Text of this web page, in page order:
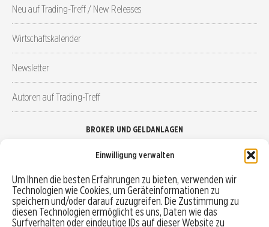
Einwilligung verwalten
Um Ihnen die besten Erfahrungen zu bieten, verwenden wir
Technologien wie Cookies, um Geräteinformationen zu
speichern und/oder darauf zuzugreifen. Die Zustimmung zu
diesen Technologien ermöglicht es uns, Daten wie das
Surfverhalten oder eindeutige IDs auf dieser Website zu
Neu auf Trading-Treff / New Releases
Wirtschaftskalender
Newsletter
Autoren auf Trading-Treff
BROKER UND GELDANLAGEN
Robo-Advisor vergleichen
Depotvergleich